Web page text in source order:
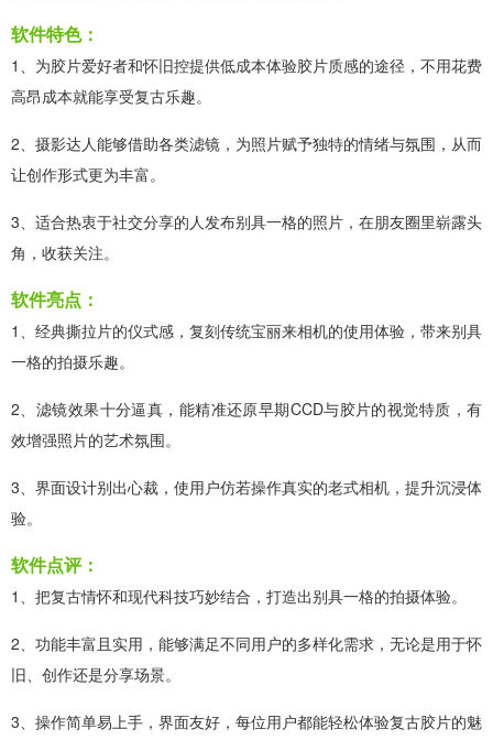
软件特色：
1、为胶片爱好者和怀旧控提供低成本体验胶片质感的途径，不用花费
高昂成本就能享受复古乐趣。
2、摄影达人能够借助各类滤镜，为照片赋予独特的情绪与氛围，从而
让创作形式更为丰富。
3、适合热衷于社交分享的人发布别具一格的照片，在朋友圈里崭露头
角，收获关注。
软件亮点：
1、经典撕拉片的仪式感，复刻传统宝丽来相机的使用体验，带来别具
一格的拍摄乐趣。
2、滤镜效果十分逼真，能精准还原早期CCD与胶片的视觉特质，有
效增强照片的艺术氛围。
3、界面设计别出心裁，使用户仿若操作真实的老式相机，提升沉浸体
验。
软件点评：
1、把复古情怀和现代科技巧妙结合，打造出别具一格的拍摄体验。
2、功能丰富且实用，能够满足不同用户的多样化需求，无论是用于怀
旧、创作还是分享场景。
3、操作简单易上手，界面友好，每位用户都能轻松体验复古胶片的魅